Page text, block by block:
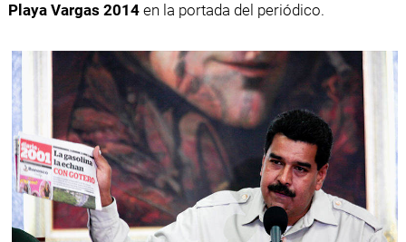
Playa Vargas 2014en la portada del periódico.